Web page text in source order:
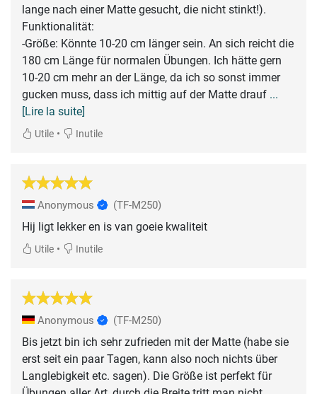
lange nach einer Matte gesucht, die nicht stinkt!).
Funktionalität:
-Größe: Könnte 10-20 cm länger sein. An sich reicht die
180 cm Länge für normalen Übungen. Ich hätte gern
10-20 cm mehr an der Länge, da ich so sonst immer
gucken muss, dass ich mittig auf der Matte drauf ...
[Lire la suite]
Utile • Inutile
Anonymous (TF-M250)
Hij ligt lekker en is van goeie kwaliteit
Utile • Inutile
Anonymous (TF-M250)
Bis jetzt bin ich sehr zufrieden mit der Matte (habe sie
erst seit ein paar Tagen, kann also noch nichts über
Langlebigkeit etc. sagen). Die Größe ist perfekt für